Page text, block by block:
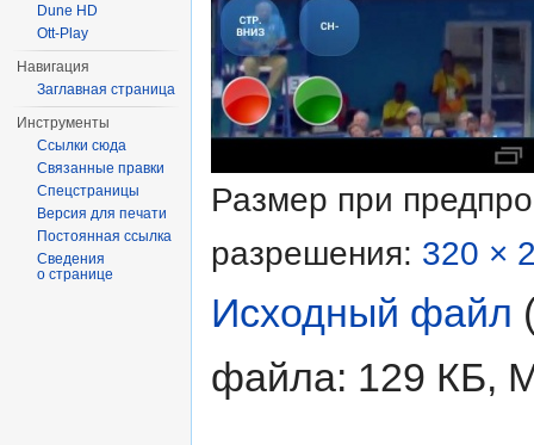
Размер при
разрешения: 320 ×
Исходный файл
файла: 129 КБ,
Dune HD
Ott-Play
Навигация
Заглавная страница
Инструменты
Ссылки сюда
Связанные правки
Спецстраницы
Версия для печати
Постоянная ссылка
Сведения
о странице